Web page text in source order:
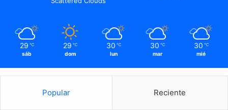
29 ℃
sáb
29 ℃
dom
30 ℃
lun
30 ℃
mar
30 ℃
mié
Popular Reciente